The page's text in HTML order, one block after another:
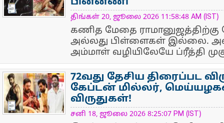
NewsIcon
திங்கள் 20, ஜூலை 2026 11:58:48 AM (IST)
கணித மேதை ராமானுஜத்திற்கு
அல்லது பிள்ளைகள் இல்லை.
அம்மாள் வழியிலேயே ப்ரீத்தி
NewsIcon
72வது தேசிய திரைப்பட
கேப்டன் மில்லர்,
விருதுகள்!
சனி 18, ஜூலை 2026 8:25:07 PM (IST)